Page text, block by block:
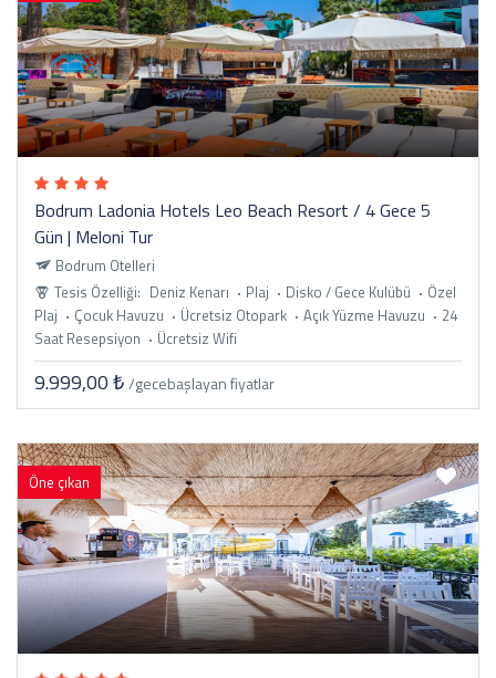
Bodrum Ladonia Hotels Leo Beach Resort / 4 Gece 5
Gün | Meloni Tur
Tesis Özelliği: Deniz Kenarı Plaj Disko / Gece Kulübü
Özel
Plaj
Çocuk Havuzu Ücretsiz Otopark Açık Yüzme Havuzu
24
Saat Resepsiyon
Ücretsiz Wifi
Bodrum Otelleri
9.999,00 ₺/gecebaşlayan fiyatlar
Öne çıkan